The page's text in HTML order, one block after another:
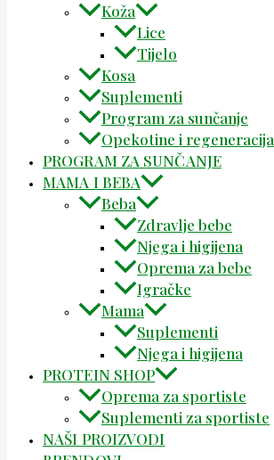
Koža
Lice
Tijelo
Kosa
Suplementi
Program za sunčanje
Opekotine i regeneracija
PROGRAM ZA SUNČANJE
MAMA I BEBA
Beba
Zdravlje bebe
Njega i higijena
Oprema za bebe
Igračke
Mama
Suplementi
Njega i higijena
PROTEIN SHOP
Oprema za sportiste
Suplementi za sportiste
NAŠI PROIZVODI